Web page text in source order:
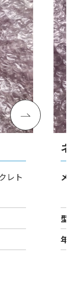
レト
ネ
メー
型式
年式